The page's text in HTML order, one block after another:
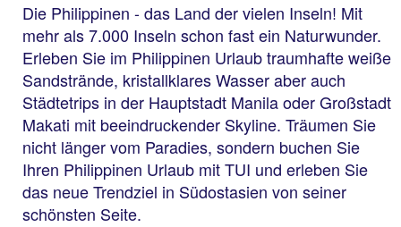
Die Philippinen - das Land der vielen Inseln! Mit
mehr als 7.000 Inseln schon fast ein Naturwunder.
Erleben Sie im Philippinen Urlaub traumhafte weiße
Sandstrände, kristallklares Wasser aber auch
Städtetrips in der Hauptstadt Manila oder Großstadt
Makati mit beeindruckender Skyline. Träumen Sie
nicht länger vom Paradies, sondern buchen Sie
Ihren Philippinen Urlaub mit TUI und erleben Sie
das neue Trendziel in Südostasien von seiner
schönsten Seite.